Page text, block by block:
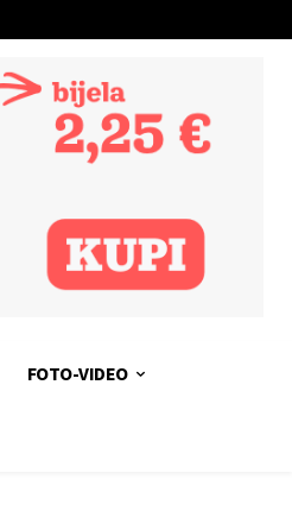
FOTO-VIDEO